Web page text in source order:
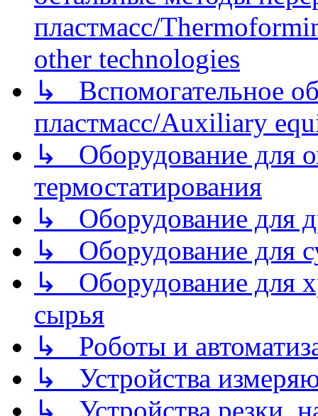
пластмасс/
other technologies
↳ Вспомогательное
пластмасс/Auxiliary
↳ Оборудование для
термостатирования
↳ Оборудование для
↳ Оборудование для
↳ Оборудование для
сырья
↳ Роботы и
↳ Устройства